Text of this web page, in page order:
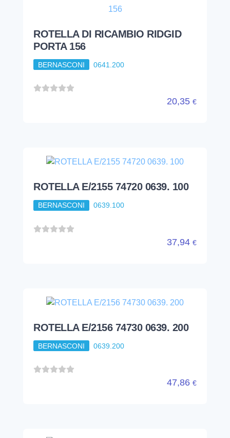
ROTELLA DI RICAMBIO RIDGID
PORTA 156
BERNASCONI 0641.200
20,35 €
ROTELLA E/2155 74720 0639. 100
BERNASCONI 0639.100
37,94 €
ROTELLA E/2156 74730 0639. 200
BERNASCONI 0639.200
47,86 €